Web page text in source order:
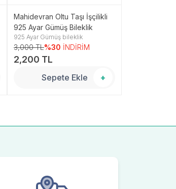
Mahidevran Oltu Taşı İşçilikli
925 Ayar Gümüş Bileklik
925 Ayar Gümüş bileklik
3,000 TL%30 İNDİRİM
2,200 TL
Sepete Ekle +